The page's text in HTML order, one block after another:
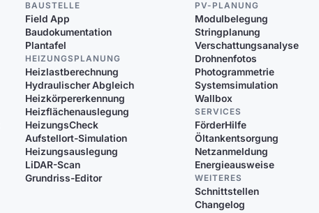
BAUSTELLE
Field App
Baudokumentation
Plantafel
HEIZUNGSPLANUNG
Heizlastberechnung
Hydraulischer Abgleich
Heizkörpererkennung
Heizflächenauslegung
HeizungsCheck
Aufstellort-Simulation
Heizungsauslegung
LiDAR-Scan
Grundriss-Editor
PV-PLANUNG
Modulbelegung
Stringplanung
Verschattungsanalyse
Drohnenfotos
Photogrammetrie
Systemsimulation
Wallbox
SERVICES
FörderHilfe
Öltankentsorgung
Netzanmeldung
Energieausweise
WEITERES
Schnittstellen
Changelog